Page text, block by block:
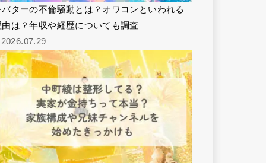
バターの不倫騒動とは？オワコンといわれる
由は？年収や経歴についても調査
2026.07.29